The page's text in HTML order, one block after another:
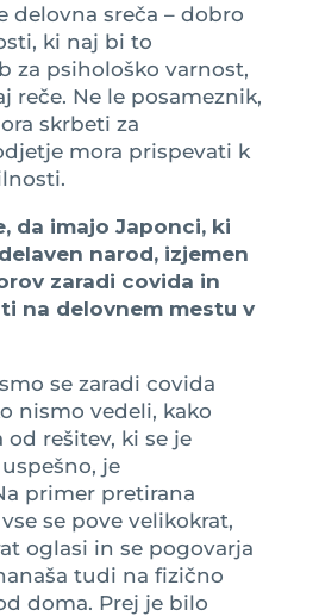
delovna sreča – dobro
ki naj bi to
za psihološko varnost,
reče. Ne le posameznik,
skrbeti za
mora prispevati k
da imajo Japonci, ki
narod, izjemen
zaradi covida in
na delovnem mestu v
se zaradi covida
nismo vedeli, kako
od rešitev, ki se je
je
primer pretirana
se pove velikokrat,
oglasi in se pogovarja
tudi na fizično
doma. Prej je bilo